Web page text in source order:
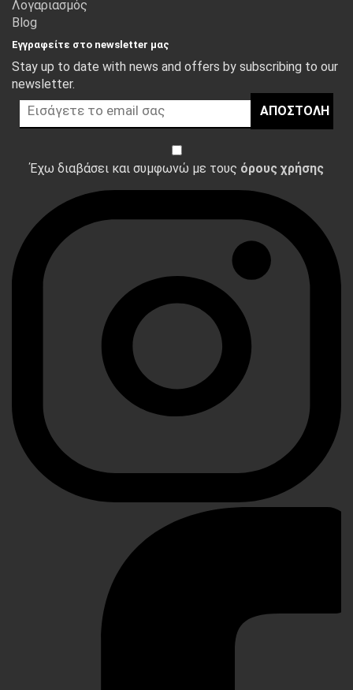
Λογαριασμός
Blog
Εγγραφείτε στο newsletter μας
Stay up to date with news and offers by subscribing to our
newsletter.
ΑΠΟΣΤΟΛΉ
Έχω διαβάσει και συμφωνώ με τους όρους χρήσης